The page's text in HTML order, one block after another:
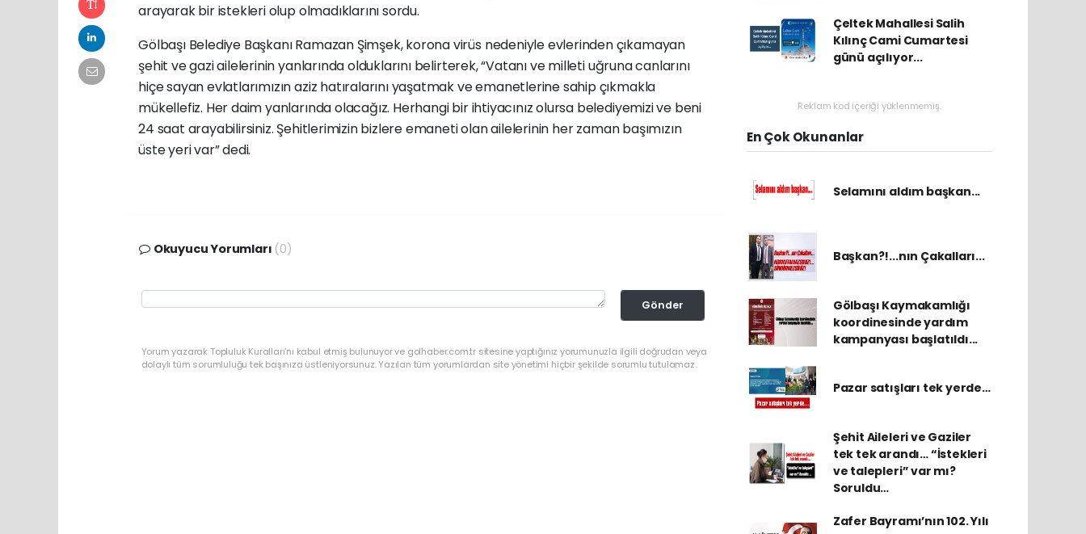
arayarak bir istekleri olup olmadıklarını sordu.
Gölbaşı Belediye Başkanı Ramazan Şimşek, korona virüs nedeniyle evlerinden çıkamayan
şehit ve gazi ailelerinin yanlarında olduklarını belirterek, “Vatanı ve milleti uğruna canlarını
hiçe sayan evlatlarımızın aziz hatıralarını yaşatmak ve emanetlerine sahip çıkmakla
mükellefiz. Her daim yanlarında olacağız. Herhangi bir ihtiyacınız olursa belediyemizi ve beni
24 saat arayabilirsiniz. Şehitlerimizin bizlere emaneti olan ailelerinin her zaman başımızın
üste yeri var” dedi.
Okuyucu Yorumları (0)
Gönder
Yorum yazarak Topluluk Kuralları’nı kabul etmiş bulunuyor ve golhaber.com.tr sitesine yaptığınız yorumunuzla ilgili doğrudan veya
dolaylı tüm sorumluluğu tek başınıza üstleniyorsunuz. Yazılan tüm yorumlardan site yönetimi hiçbir şekilde sorumlu tutulamaz.
Çeltek Mahallesi Salih
Kılınç Cami Cumartesi
günü açılıyor...
Reklam kod içeriği yüklenmemiş.
En Çok Okunanlar
Selamını aldım başkan...
Başkan?!...nın Çakalları...
Gölbaşı Kaymakamlığı
koordinesinde yardım
kampanyası başlatıldı...
Pazar satışları tek yerde…
Şehit Aileleri ve Gaziler
tek tek arandı… “İstekleri
ve talepleri” var mı?
Soruldu…
Zafer Bayramı’nın 102. Yılı